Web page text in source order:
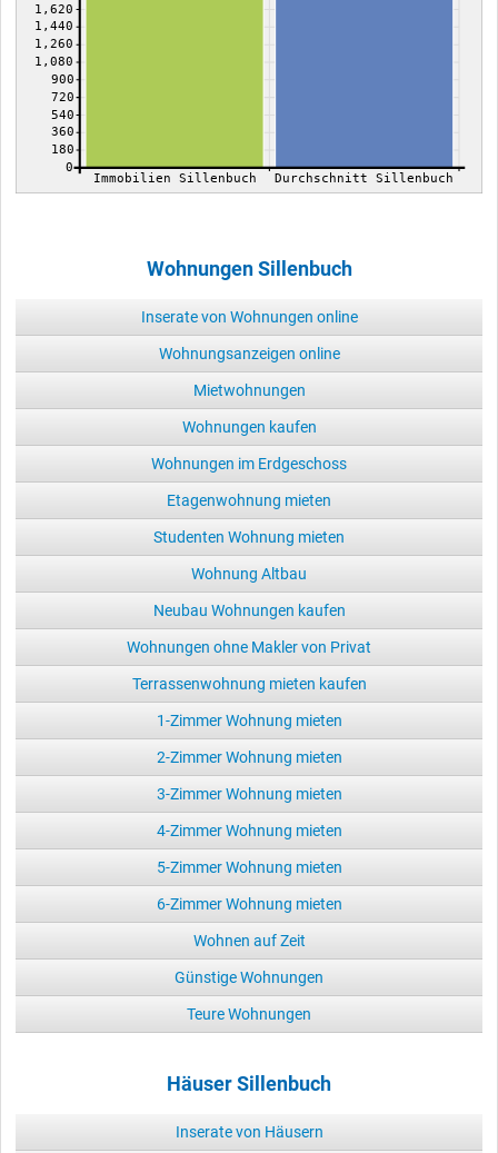
0
180
360
540
720
900
1,080
1,260
1,440
1,620
Immobilien Sillenbuch Durchschnitt Sillenbuch
Wohnungen Sillenbuch
Inserate von Wohnungen online
Wohnungsanzeigen online
Mietwohnungen
Wohnungen kaufen
Wohnungen im Erdgeschoss
Etagenwohnung mieten
Studenten Wohnung mieten
Wohnung Altbau
Neubau Wohnungen kaufen
Wohnungen ohne Makler von Privat
Terrassenwohnung mieten kaufen
1-Zimmer Wohnung mieten
2-Zimmer Wohnung mieten
3-Zimmer Wohnung mieten
4-Zimmer Wohnung mieten
5-Zimmer Wohnung mieten
6-Zimmer Wohnung mieten
Wohnen auf Zeit
Günstige Wohnungen
Teure Wohnungen
Häuser Sillenbuch
Inserate von Häusern